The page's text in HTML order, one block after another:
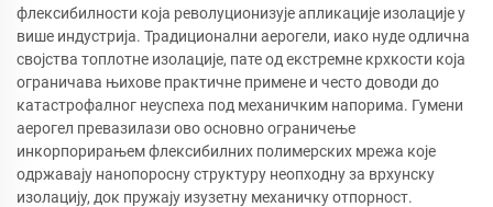
флексибилности која револуционизује апликације изолације у
више индустрија. Традиционални аерогели, иако нуде одлична
својства топлотне изолације, пате од екстремне крхкости која
ограничава њихове практичне примене и често доводи до
катастрофалног неуспеха под механичким напорима. Гумени
аерогел превазилази ово основно ограничење
инкорпорирањем флексибилних полимерских мрежа које
одржавају нанопоросну структуру неопходну за врхунску
изолацију, док пружају изузетну механичку отпорност.